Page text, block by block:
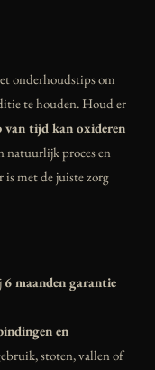
onderhoudstips om
te houden. Houd er
van tijd kan oxideren
natuurlijk proces en
met de juiste zorg
6 maanden garantie
en
stoten, vallen of